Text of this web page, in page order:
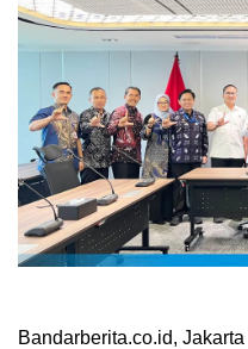
Bandarberita.co.id, Jakarta